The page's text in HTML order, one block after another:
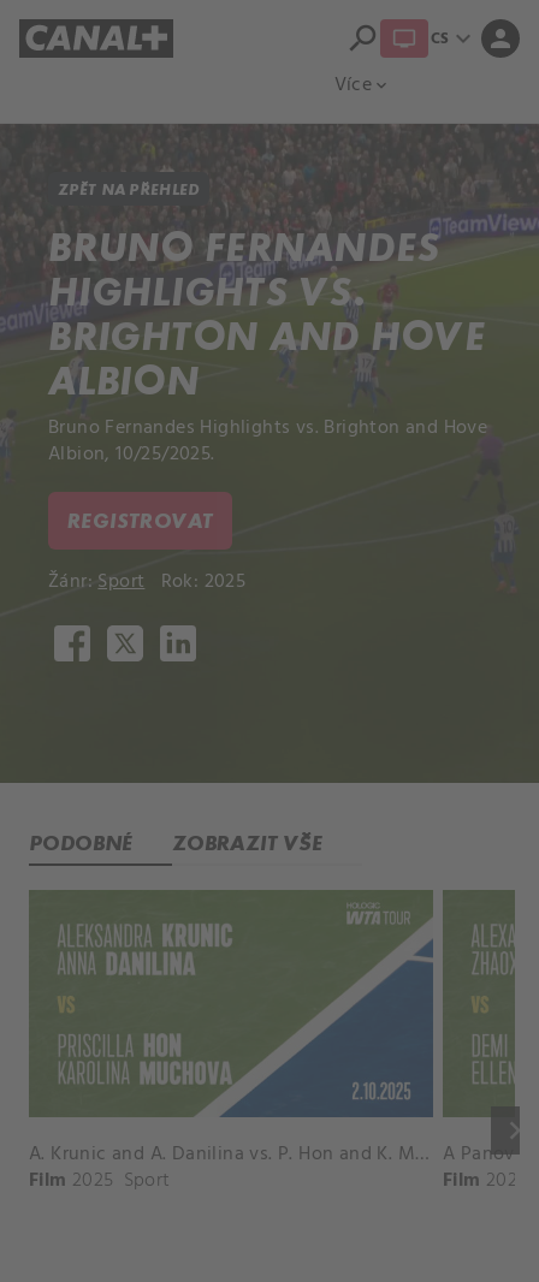
Více expand_more
search CS expand_more person
ZPĚT NA PŘEHLED
BRUNO FERNANDES
HIGHLIGHTS VS.
BRIGHTON AND HOVE
ALBION
Bruno Fernandes Highlights vs. Brighton and Hove
Albion, 10/25/2025.
REGISTROVAT
Žánr:Sport Rok: 2025
PODOBNÉ ZOBRAZIT VŠE
keyboard_arrow_right
A. Krunic and A. Danilina vs. P. Hon and K. Muchova Match Highlights - BEIJING_Capital Group Diamond ( October 02, 2025)
Film 2025 Sport Film 2026